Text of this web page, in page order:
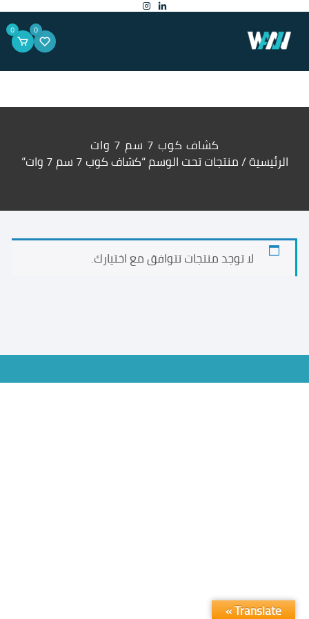
إلى
المحتوى 0
0
كشاف كوب 7 سم 7 وات
الرئيسية/ منتجات تحت الوسم “كشاف كوب 7 سم 7 وات”
لا توجد منتجات تتوافق مع اختيارك.
Translate »